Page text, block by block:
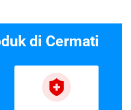
di Cermati